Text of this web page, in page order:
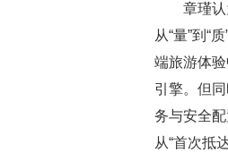
章瑾
从“量”到“
端旅游体
引擎。但
务与安全
从“首次抵